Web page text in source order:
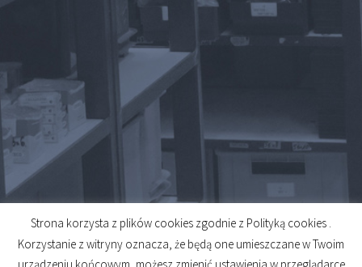
© 2026
Created byMidero
Strona korzysta z plików cookies zgodnie z Polityką cookies .
Korzystanie z witryny oznacza, że będą one umieszczane w Twoim